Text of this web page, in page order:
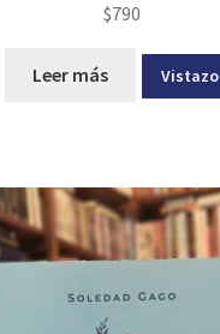
$790
Leer más Vistazo